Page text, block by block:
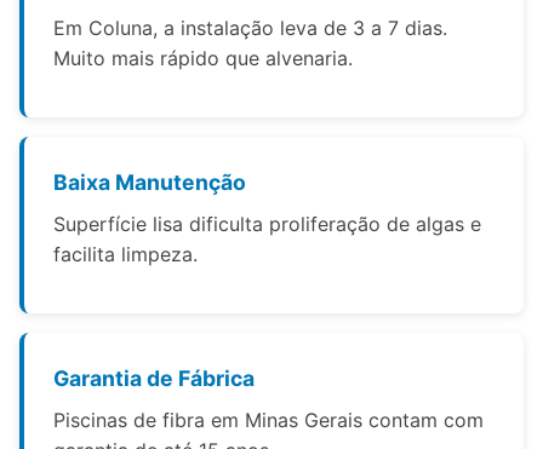
Em Coluna, a instalação leva de 3 a 7 dias.
Muito mais rápido que alvenaria.
Baixa Manutenção
Superfície lisa dificulta proliferação de algas e
facilita limpeza.
Garantia de Fábrica
Piscinas de fibra em Minas Gerais contam com